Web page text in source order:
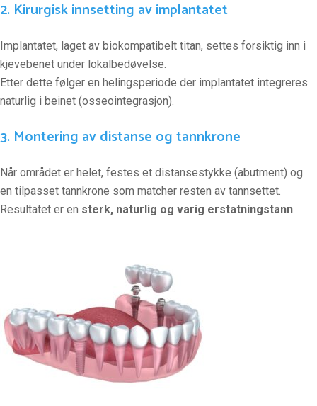
2. Kirurgisk innsetting av implantatet
Implantatet, laget av biokompatibelt titan, settes forsiktig inn i
kjevebenet under lokalbedøvelse.
Etter dette følger en helingsperiode der implantatet integreres
naturlig i beinet (osseointegrasjon).
3. Montering av distanse og tannkrone
Når området er helet, festes et distansestykke (abutment) og
en tilpasset tannkrone som matcher resten av tannsettet.
Resultatet er en sterk, naturlig og varig erstatningstann.